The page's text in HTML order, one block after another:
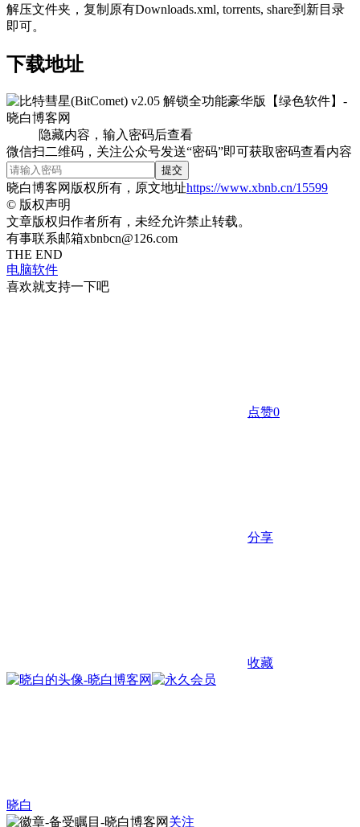
解压文件夹，复制原有Downloads.xml, torrents, share到新目录
即可。
下载地址
隐藏内容，输入密码后查看
微信扫二维码，关注公众号发送“密码”即可获取密码查看内容
提交
晓白博客网版权所有，原文地址https://www.xbnb.cn/15599
© 版权声明
文章版权归作者所有，未经允许禁止转载。
有事联系邮箱xbnbcn@126.com
THE END
电脑软件
喜欢就支持一下吧
点赞0
分享
收藏
晓白
关注